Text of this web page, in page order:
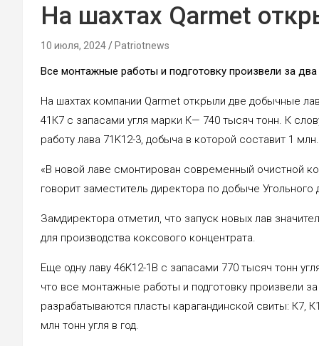
На шахтах Qarmet
10 июля, 2024 Patriotnews
Все монтажные работы и подготовку произвели за два
На шахтах компании Qarmet открыли две добычные
41К7 с запасами угля марки К— 740 тысяч тонн. К
работу лава 71K12-3, добыча в которой составит 1
«В новой лаве смонтирован современный очистной
говорит заместитель директора по добыче
Замдиректора отметил, что запуск новых лав
для производства коксового концентрата.
Еще одну лаву 46К12-1В с запасами 770 тысяч тонн
что все монтажные работы и подготовку произвели
разрабатываются пласты карагандинской свиты: К7,
млн тонн угля в год.